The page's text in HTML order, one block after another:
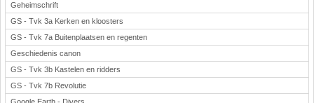
Geheimschrift
GS - Tvk 3a Kerken en kloosters
GS - Tvk 7a Buitenplaatsen en regenten
Geschiedenis canon
GS - Tvk 3b Kastelen en ridders
GS - Tvk 7b Revolutie